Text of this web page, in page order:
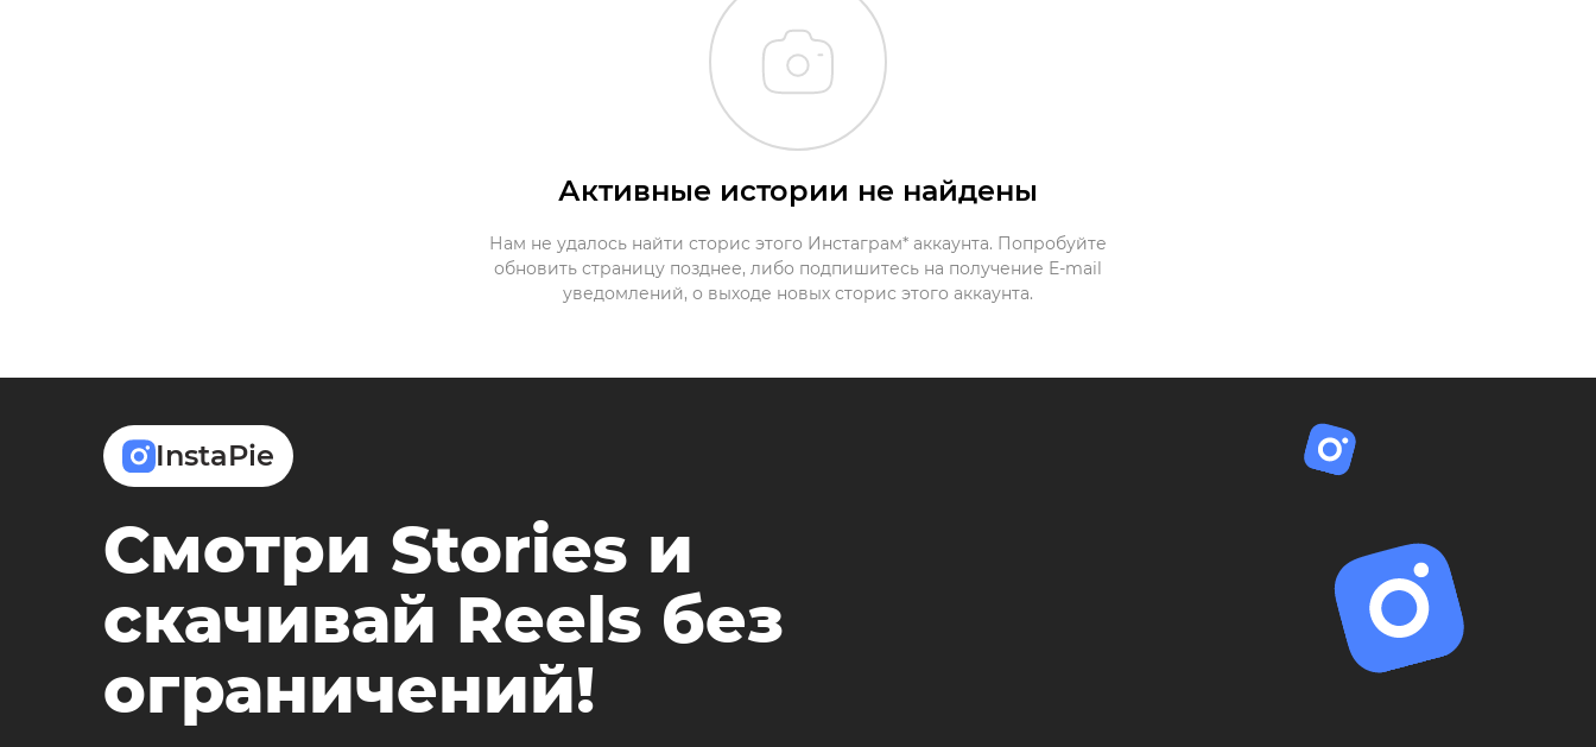
Активные истории не найдены
Нам не удалось найти сторис этого Инстаграм* аккаунта. Попробуйте
обновить страницу позднее, либо подпишитесь на получение E-mail
уведомлений, о выходе новых сторис этого аккаунта.
InstaPie
Смотри Stories и
скачивай Reels без
ограничений!